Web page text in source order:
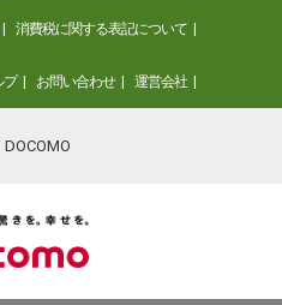
消費税に関する表記について
プ お問い合わせ 運営会社